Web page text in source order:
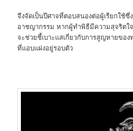
จึงจัดเป็นปีศาจที่ตอบสนองต่อผู้เรียกใช้ซึ่
อาชญากรรม หากผู้ทำพิธีมีความสุจริตใ
จะช่วยชี้เบาะแสเกี่ยวกับการสูญหายขอ
ที่แอบแฝงอยู่รอบตัว